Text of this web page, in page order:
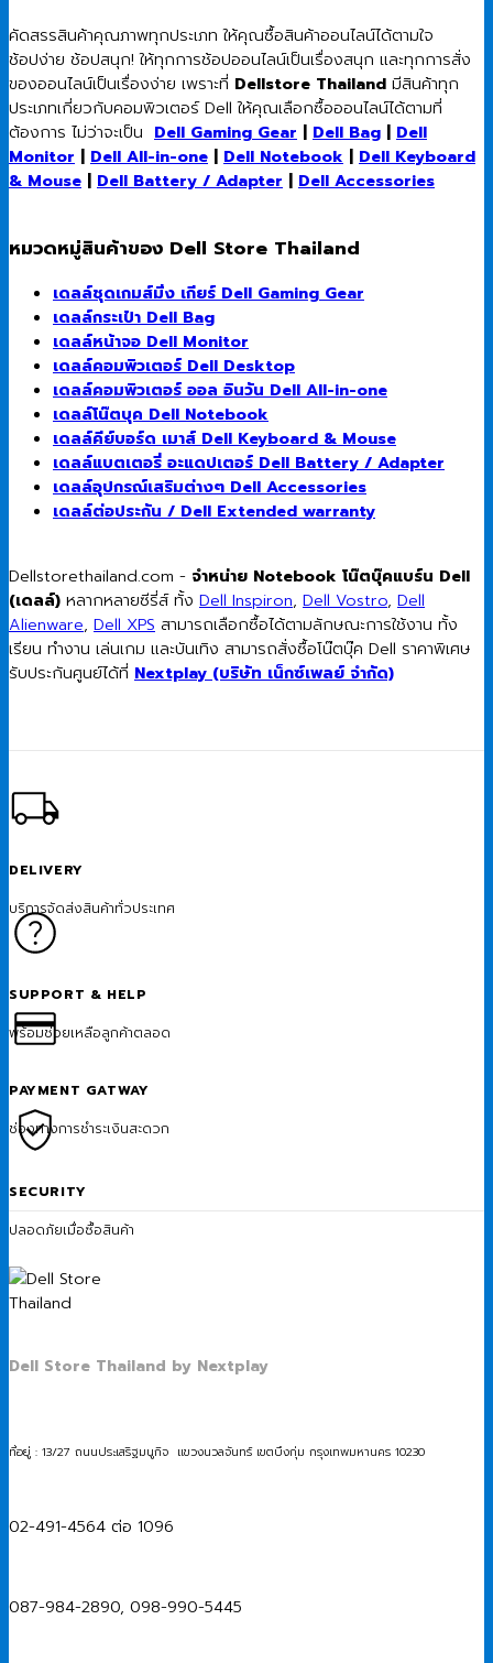
คัดสรรสินค้าคุณภาพทุกประเภท ให้คุณซื้อสินค้าออนไลน์ได้ตามใจ
ช้อปง่าย ช้อปสนุก! ให้ทุกการช้อปออนไลน์เป็นเรื่องสนุก และทุกการสั่ง
ของออนไลน์เป็นเรื่องง่าย เพราะที่ Dellstore Thailand มีสินค้าทุก
ประเภทเกี่ยวกับคอมพิวเตอร์ Dell ให้คุณเลือกซื้อออนไลน์ได้ตามที่
ต้องการ ไม่ว่าจะเป็น Dell Gaming Gear | Dell Bag | Dell
Monitor | Dell All-in-one | Dell Notebook | Dell Keyboard
& Mouse | Dell Battery / Adapter | Dell Accessories
หมวดหมู่สินค้าของ Dell Store Thailand
เดลล์ชุดเกมส์มิ่ง เกียร์ Dell Gaming Gear
เดลล์กระเป๋า Dell Bag
เดลล์หน้าจอ Dell Monitor
เดลล์คอมพิวเตอร์ Dell Desktop
เดลล์คอมพิวเตอร์ ออล อินวัน Dell All-in-one
เดลล์โน๊ตบุค Dell Notebook
เดลล์คีย์บอร์ด เมาส์ Dell Keyboard & Mouse
เดลล์แบตเตอรี่ อะแดปเตอร์ Dell Battery / Adapter
เดลล์อุปกรณ์เสริมต่างๆ Dell Accessories
เดลล์ต่อประกัน / Dell Extended warranty
Dellstorethailand.com - จำหน่าย Notebook โน๊ตบุ๊คแบร์น Dell
(เดลล์) หลากหลายซีรี่ส์ ทั้ง Dell Inspiron, Dell Vostro, Dell
Alienware, Dell XPS สามารถเลือกซื้อได้ตามลักษณะการใช้งาน ทั้ง
เรียน ทำงาน เล่นเกม และบันเทิง สามารถสั่งซื้อโน๊ตบุ๊ค Dell ราคาพิเศษ
รับประกันศูนย์ได้ที่ Nextplay (บริษัท เน็กซ์เพลย์ จำกัด)
DELIVERY
บริการจัดส่งสินค้าทั่วประเทศ
SUPPORT & HELP
พร้อมช่วยเหลือลูกค้าตลอด
PAYMENT GATWAY
ช่องทางการชำระเงินสะดวก
SECURITY
ปลอดภัยเมื่อซื้อสินค้า
Dell Store Thailand by Nextplay
ที่อยู่ : 13/27 ถนนประเสริฐมนูกิจ แขวงนวลจันทร์ เขตบึงกุ่ม กรุงเทพมหานคร 10230
02-491-4564 ต่อ 1096
087-984-2890, 098-990-5445